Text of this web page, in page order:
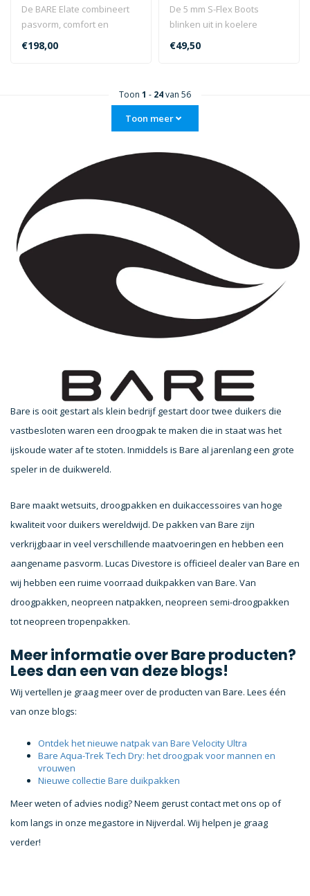
De BARE Elate combineert
pasvorm, comfort en
flexibiliteit voor uitstekende
€198,00
De 5 mm S-Flex Boots
blinken uit in koelere
watertemperaturen en zijn
gebouwd om..
€49,50
Toon 1 - 24van 56
Toon meer
Bare is ooit gestart als klein bedrijf gestart door twee duikers die
vastbesloten waren een droogpak te maken die in staat was het
ijskoude water af te stoten. Inmiddels is Bare al jarenlang een grote
speler in de duikwereld.
Bare maakt wetsuits, droogpakken en duikaccessoires van hoge
kwaliteit voor duikers wereldwijd. De pakken van Bare zijn
verkrijgbaar in veel verschillende maatvoeringen en hebben een
aangename pasvorm. Lucas Divestore is officieel dealer van Bare en
wij hebben een ruime voorraad duikpakken van Bare. Van
droogpakken, neopreen natpakken, neopreen semi-droogpakken
tot neopreen tropenpakken.
Meer informatie over Bare producten?
Lees dan een van deze blogs!
Wij vertellen je graag meer over de producten van Bare. Lees één
van onze blogs:
Ontdek het nieuwe natpak van Bare Velocity Ultra
Bare Aqua-Trek Tech Dry: het droogpak voor mannen en
vrouwen
Nieuwe collectie Bare duikpakken
Meer weten of advies nodig? Neem gerust contact met ons op of
kom langs in onze megastore in Nijverdal. Wij helpen je graag
verder!